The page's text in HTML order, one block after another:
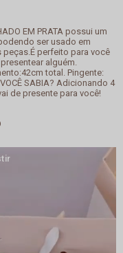
EM PRATA possui um
ser usado em
perfeito para você
alguém.
total. Pingente:
SABIA? Adicionando 4
de presente para você!